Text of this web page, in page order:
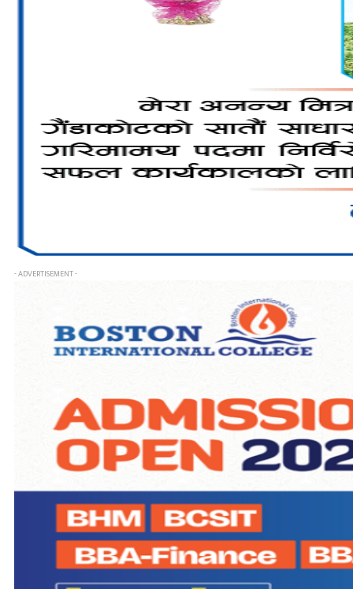
- ADVERTISEMENT -